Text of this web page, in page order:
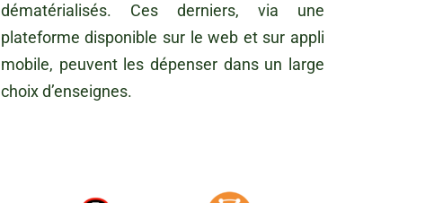
dématérialisés. Ces derniers, via une
plateforme disponible sur le web et sur appli
mobile, peuvent les dépenser dans un large
choix d’enseignes.